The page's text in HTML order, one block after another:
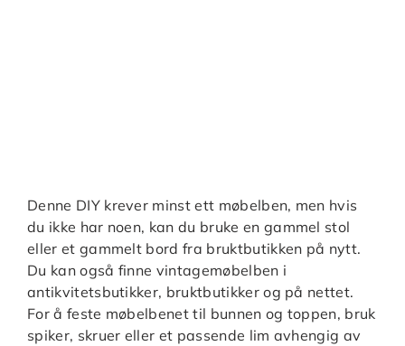
Denne DIY krever minst ett møbelben, men hvis
du ikke har noen, kan du bruke en gammel stol
eller et gammelt bord fra bruktbutikken på nytt.
Du kan også finne vintagemøbelben i
antikvitetsbutikker, bruktbutikker og på nettet.
For å feste møbelbenet til bunnen og toppen, bruk
spiker, skruer eller et passende lim avhengig av